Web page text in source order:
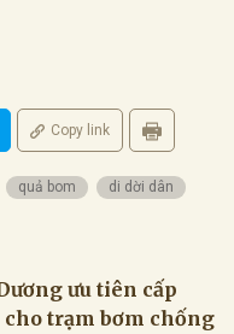
Copy link
quả bom di dời dân
ưu tiên cấp
cho trạm bơm chống